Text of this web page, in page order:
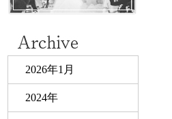
2026年1月
2024年